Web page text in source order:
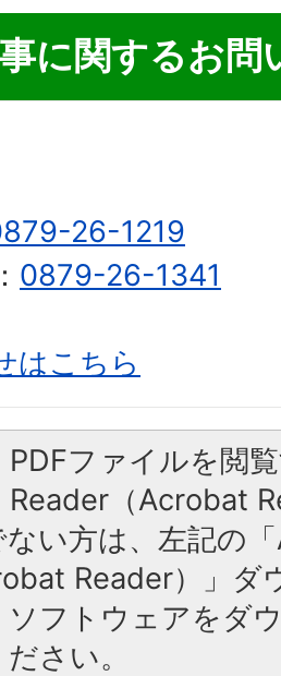
に関するお問
26-1219
0879-26-1341
はこちら
PDFファイルを閲
Reader（Acrobat
い方は、左記の
Reader）」ダ
ソフトウェアをダ
さい。